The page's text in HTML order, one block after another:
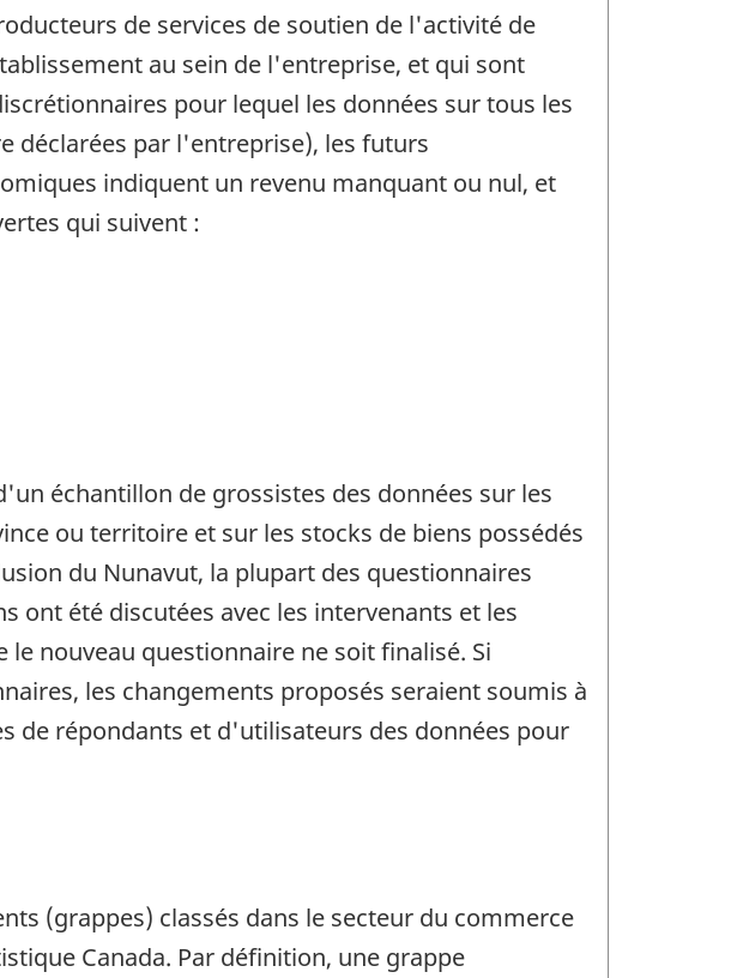
de services de soutien de l'activité de
au sein de l'entreprise, et qui sont
pour lequel les données sur tous les
déclarées par l'entreprise), les futurs
indiquent un revenu manquant ou nul, et
qui suivent :
échantillon de grossistes des données sur les
ou territoire et sur les stocks de biens possédés
du Nunavut, la plupart des questionnaires
ont été discutées avec les intervenants et les
nouveau questionnaire ne soit finalisé. Si
les changements proposés seraient soumis à
de répondants et d'utilisateurs des données pour
(grappes) classés dans le secteur du commerce
Canada. Par définition, une grappe